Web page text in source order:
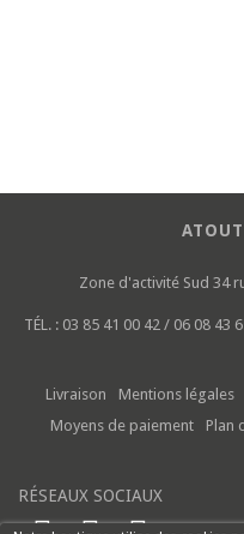
Zone d'activité Sud 34
TÉL. : 03 85 41 00 42 / 06 08 43
Livraison Mentions légales
Moyens de paiement
Plan
RÉSEAUX SOCIAUX